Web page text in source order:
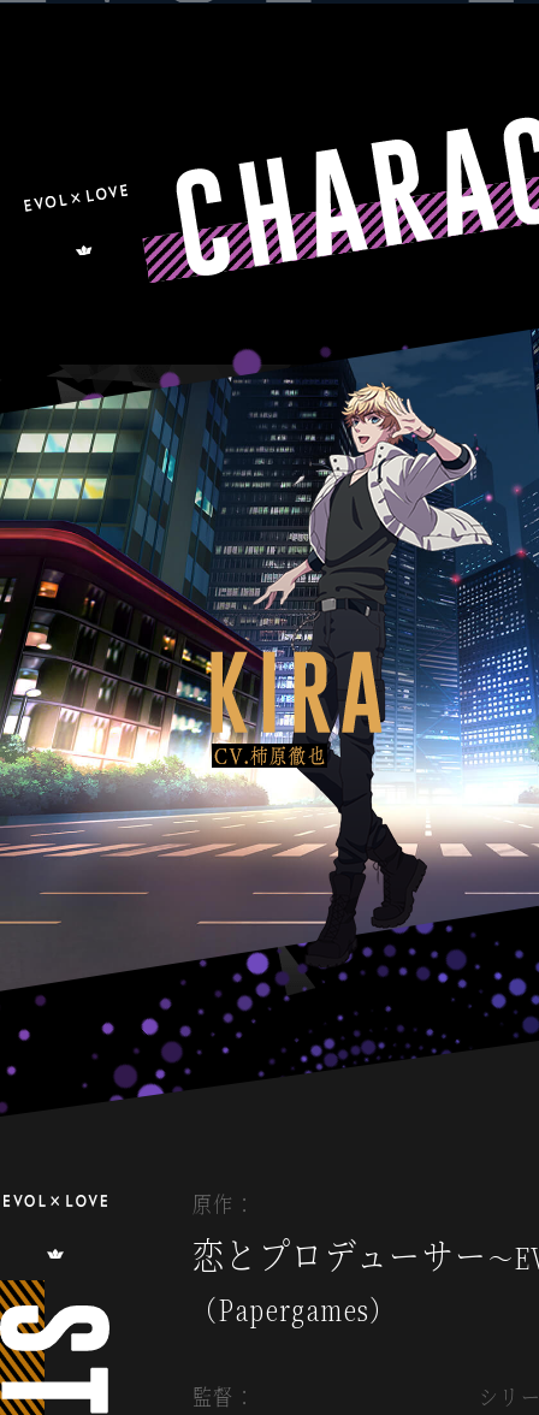
A
E
R
R
A
（
C
V
.
柿
原
徹
也
S
T
原作：
恋とプロデューサー～
（Papergames）
監督： シリ